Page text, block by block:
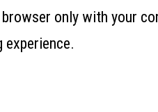
only with your